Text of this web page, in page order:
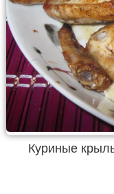
Куриные